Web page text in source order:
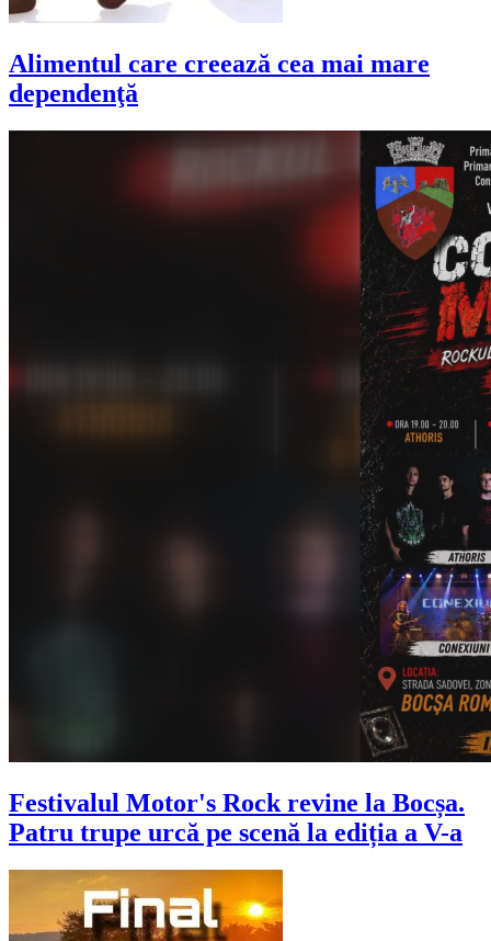
Alimentul care creează cea mai mare
dependenţă
Festivalul Motor's Rock revine la Bocșa.
Patru trupe urcă pe scenă la ediția a V-a